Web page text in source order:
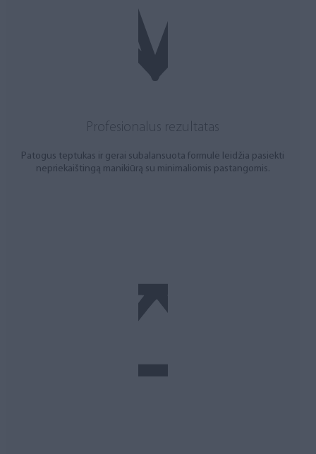
Profesionalus rezultatas
Patogus teptukas ir gerai subalansuota formulė leidžia pasiekti
nepriekaištingą manikiūrą su minimaliomis pastangomis.